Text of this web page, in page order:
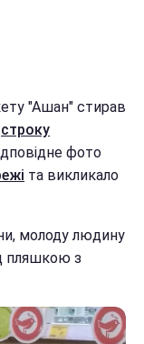
"Ашан" стирав
строку
фото
та викликало
молоду людину
пляшкою з